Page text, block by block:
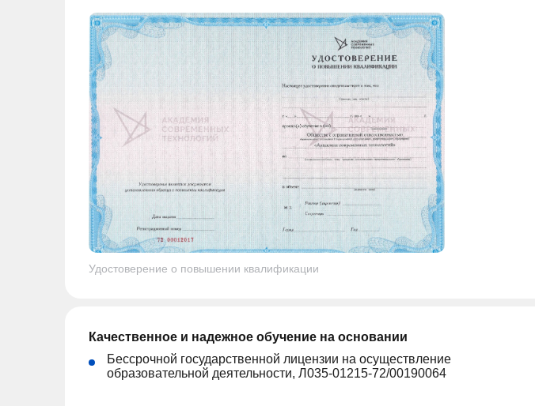
Удостоверение о повышении квалификации
Качественное и надежное обучение на основании
Бессрочной государственной лицензии на осуществление
образовательной деятельности, Л035-01215-72/00190064